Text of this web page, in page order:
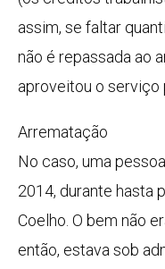
assim, se faltar
não é repassada ao
aproveitou o serviço
Arrematação
No caso, uma
2014, durante hasta
Coelho. O bem não
então, estava sob